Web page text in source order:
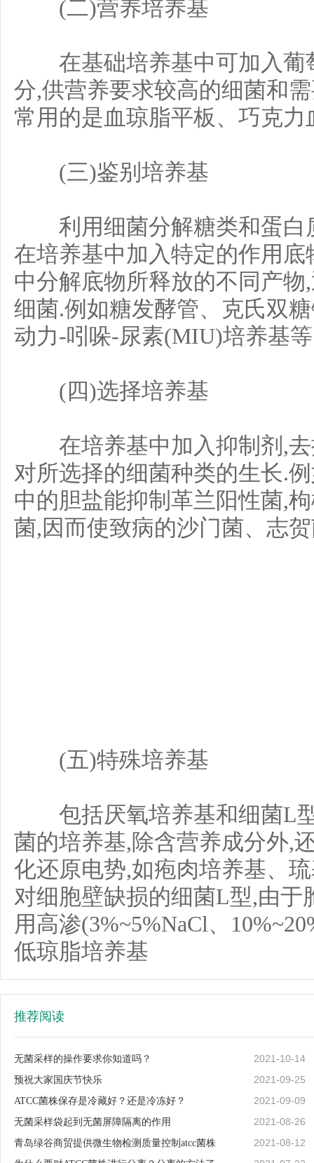
(二)营养培养基
在基础培养基中可加入葡
分,供营养要求较高的细菌和
常用的是血琼脂平板、巧克力
(三)鉴别培养基
利用细菌分解糖类和蛋白
在培养基中加入特定的作用
中分解底物所释放的不同产
细菌.例如糖发酵管、克氏双
动力-吲哚-尿素(MIU)培养基等
(四)选择培养基
在培养基中加入抑制剂,去
对所选择的细菌种类的生长.
中的胆盐能抑制革兰阳性菌,
菌,因而使致病的沙门菌、志
(五)特殊培养基
包括厌氧培养基和细菌L型
菌的培养基,除含营养成分外,
化还原电势,如疱肉培养基、
对细胞壁缺损的细菌L型,由于
用高渗(3%~5%NaCl、
低琼脂培养基
推荐阅读
无菌采样的操作要求你知道吗？ 2021-10-14
预祝大家国庆节快乐 2021-09-25
ATCC菌株保存是冷藏好？还是冷冻好？ 2021-09-09
无菌采样袋起到无菌屏障隔离的作用 2021-08-26
青岛绿谷商贸提供微生物检测质量控制atcc菌株 2021-08-12